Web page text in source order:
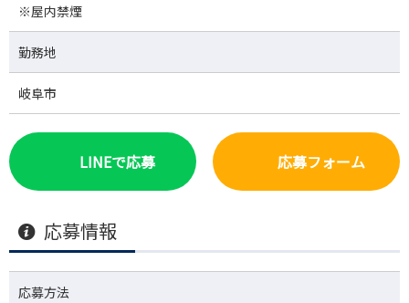
※屋内禁煙
勤務地
岐阜市
LINEで応募 応募フォーム
応募情報
応募方法